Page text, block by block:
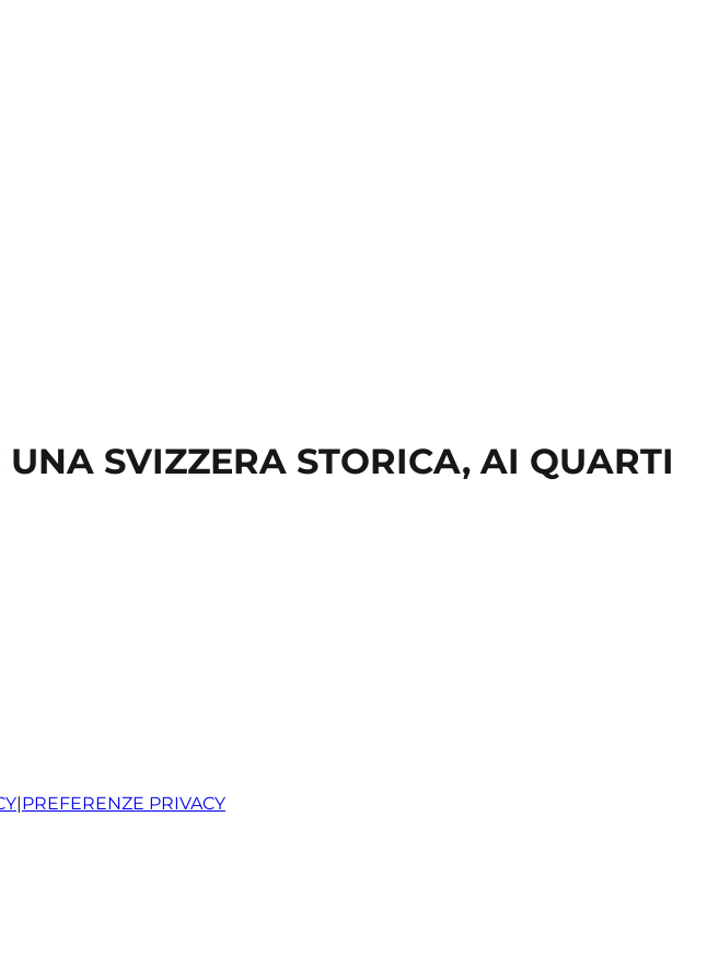
SVIZZERA STORICA, AI QUARTI
|PREFERENZE PRIVACY